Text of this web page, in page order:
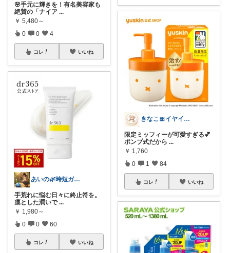
🌸手元に輝きを！有名美容家も
絶賛の「ナイア ...
￥ 5,480～
0 0 4
コレ いいね
あいの🌿時短ガジェットと賢い暮らし
手荒れに悩む日々に終止符を。
凛とした潤いで ...
￥ 1,980～
0 0 60
コレ いいね
きなこ🎀イヤイヤ期育児中
限定ミッフィーが可愛すぎる💕
ポンプ式だから ...
￥ 1,760
0 1 84
コレ いいね